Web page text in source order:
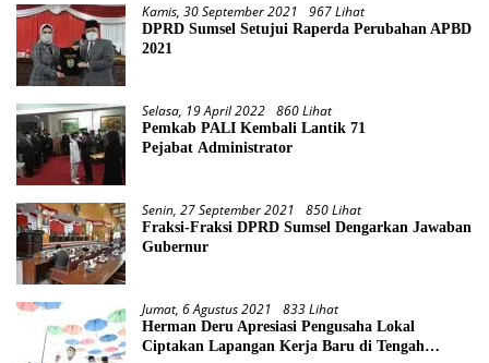
Kamis, 30 September 2021 967 Lihat
DPRD Sumsel Setujui Raperda Perubahan APBD
2021
Selasa, 19 April 2022 860 Lihat
Pemkab PALI Kembali Lantik 71
Pejabat Administrator
Senin, 27 September 2021 850 Lihat
Fraksi-Fraksi DPRD Sumsel Dengarkan Jawaban
Gubernur
Jumat, 6 Agustus 2021 833 Lihat
Herman Deru Apresiasi Pengusaha Lokal
Ciptakan Lapangan Kerja Baru di Tengah